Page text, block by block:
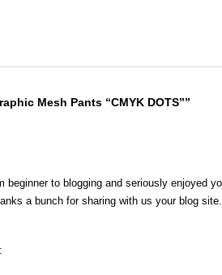
Mesh Pants “CMYK DOTS””
beginner to blogging and seriously enjoyed
a bunch for sharing with us your blog site.